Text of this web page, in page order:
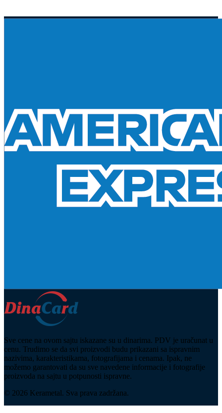
Sve cene na ovom sajtu iskazane su u dinarima. PDV je uračunat u
cenu. Trudimo se da svi proizvodi budu prikazani sa ispravnim
nazivima, karakteristikama, fotografijama i cenama. Ipak, ne
možemo garantovati da su sve navedene informacije i fotografije
proizvoda na sajtu u potpunosti ispravne.
© 2026 Kerametal. Sva prava zadržana.